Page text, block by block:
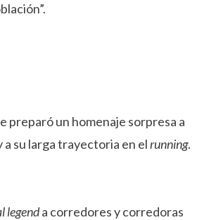
preparó un homenaje sorpresa a
su larga trayectoria en elrunning.
legenda corredores y corredoras